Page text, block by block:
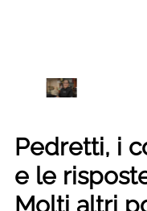
Pedretti, i
e le
Molti altri